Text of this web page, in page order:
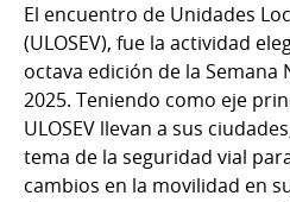
El encuentro de Unidades
(ULOSEV), fue la actividad
octava edición de la Semana
2025. Teniendo como eje
ULOSEV llevan a sus
tema de la seguridad vial
cambios en la movilidad en